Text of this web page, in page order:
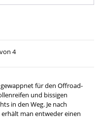
4
gewappnet für den Offroad-
und bissigen
in den Weg. Je nach
man entweder einen